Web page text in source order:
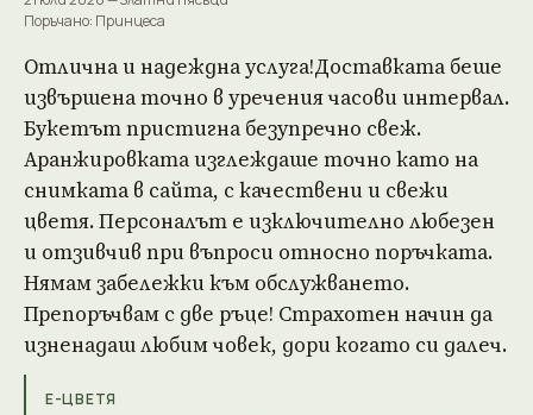
Поръчано: Принцеса
Отлична и надеждна услуга!Доставката беше
извършена точно в уречения часови интервал.
Букетът пристигна безупречно свеж.
Аранжировката изглеждаше точно като на
снимката в сайта, с качествени и свежи
цветя. Персоналът е изключително любезен
и отзивчив при въпроси относно поръчката.
Нямам забележки към обслужването.
Препоръчвам с две ръце! Страхотен начин да
изненадаш любим човек, дори когато си далеч.
Е-ЦВЕТЯ